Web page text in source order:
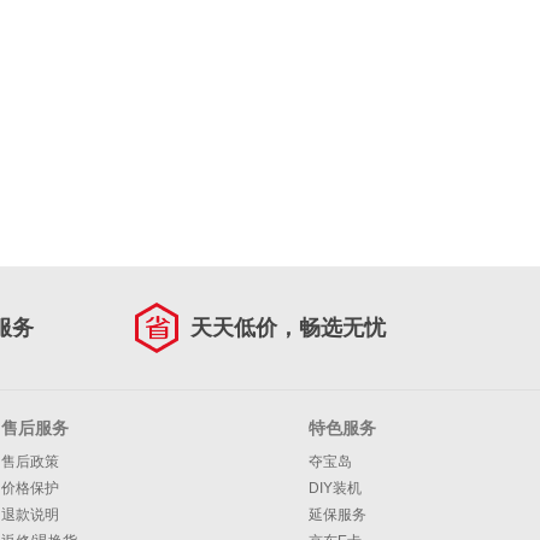
务 天天低价，畅选无忧
售后服务
售后政策
价格保护
退款说明
特色服务
夺宝岛
DIY装机
延保服务